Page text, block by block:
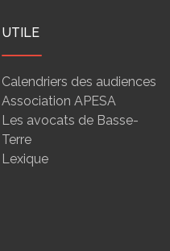
UTILE
Calendriers des audiences
Association APESA
Les avocats de Basse-
Terre
Lexique